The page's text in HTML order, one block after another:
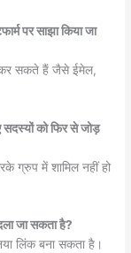
पर साझा किया जा
कर सकते हैं जैसे ईमेल,
को फिर से जोड़
ग्रुप में शामिल नहीं हो
जा सकता है?
लिंक बना सकता है।